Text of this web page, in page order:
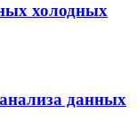
холодных
данных